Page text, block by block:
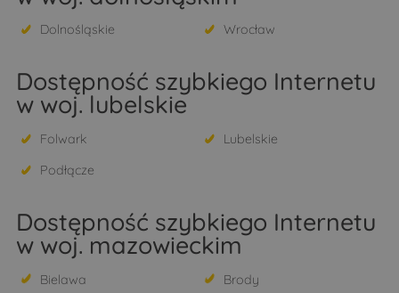
Dolnośląskie Wrocław
Dostępność szybkiego Internetu
w woj. lubelskie
Folwark
Lubelskie
Podłącze
Dostępność szybkiego Internetu
w woj. mazowieckim
Bielawa
Brody